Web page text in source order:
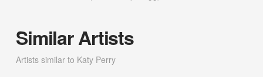
Similar Artists
Artists similar to Katy Perry